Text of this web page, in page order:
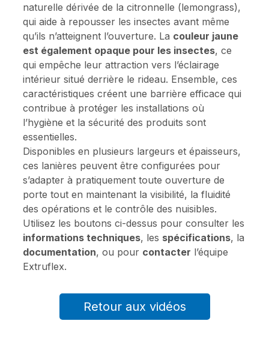
naturelle dérivée de la citronnelle (lemongrass),
qui aide à repousser les insectes avant même
qu’ils n’atteignent l’ouverture. La couleur jaune
est également opaque pour les insectes, ce
qui empêche leur attraction vers l’éclairage
intérieur situé derrière le rideau. Ensemble, ces
caractéristiques créent une barrière efficace qui
contribue à protéger les installations où
l’hygiène et la sécurité des produits sont
essentielles.
Disponibles en plusieurs largeurs et épaisseurs,
ces lanières peuvent être configurées pour
s’adapter à pratiquement toute ouverture de
porte tout en maintenant la visibilité, la fluidité
des opérations et le contrôle des nuisibles.
Utilisez les boutons ci-dessus pour consulter les
informations techniques, les spécifications, la
documentation, ou pour contacter l’équipe
Extruflex.
Retour aux vidéos